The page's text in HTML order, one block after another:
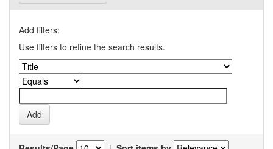
Add filters:
Use filters to refine the search results.